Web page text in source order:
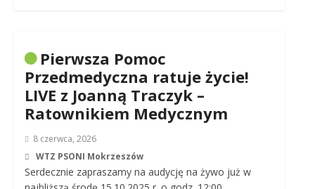
Pierwsza Pomoc
Przedmedyczna ratuje życie!
LIVE z Joanną Traczyk –
Ratownikiem Medycznym
8 czerwca, 2026
WTZ PSONI Mokrzeszów
Serdecznie zapraszamy na audycję na żywo już w